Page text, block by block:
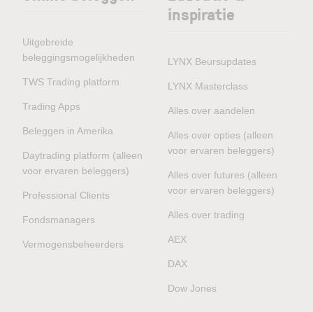
Uitgebreide
beleggingsmogelijkheden
TWS Trading platform
Trading Apps
Beleggen in Amerika
Daytrading platform (alleen
voor ervaren beleggers)
Professional Clients
Fondsmanagers
Vermogensbeheerders
inspiratie
LYNX Beursupdates
LYNX Masterclass
Alles over aandelen
Alles over opties (alleen
voor ervaren beleggers)
Alles over futures (alleen
voor ervaren beleggers)
Alles over trading
AEX
DAX
Dow Jones